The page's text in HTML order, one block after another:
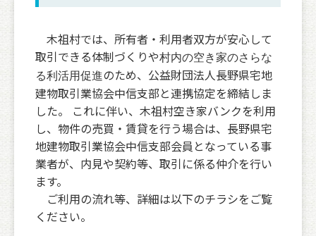
木祖村では、所有者・利用者双方が安心して
取引できる体制づくりや村内の空き家のさらな
る利活用促進のため、公益財団法人長野県宅地
建物取引業協会中信支部と連携協定を締結しま
した。 これに伴い、木祖村空き家バンクを利用
し、物件の売買・賃貸を行う場合は、長野県宅
地建物取引業協会中信支部会員となっている事
業者が、内見や契約等、取引に係る仲介を行い
ます。
ご利用の流れ等、詳細は以下のチラシをご覧
ください。